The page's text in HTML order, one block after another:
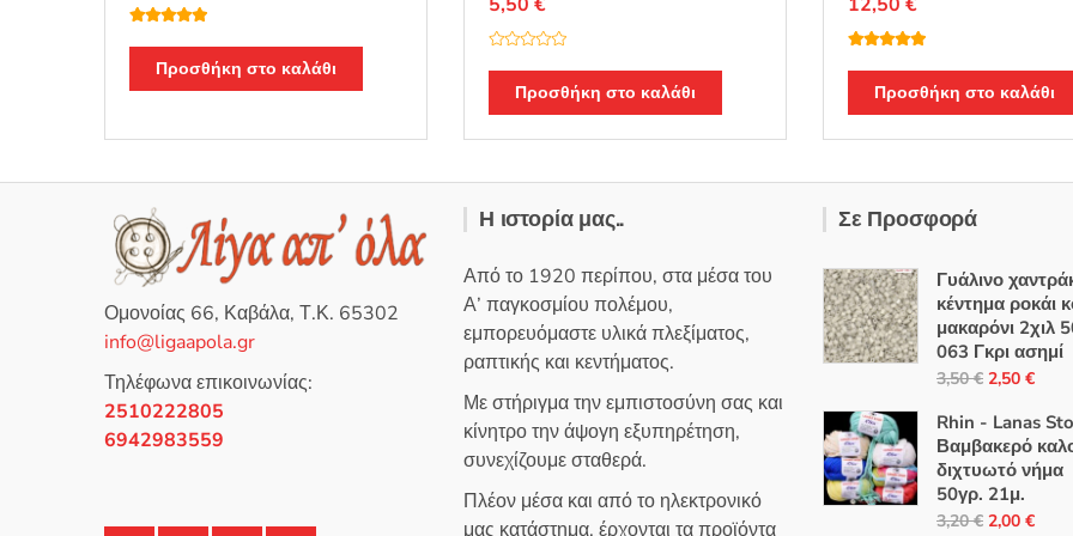
θηκε με5.00
από 5Προσθήκη στο καλάθι α
ο
ο
θ
κ
ε
0
α
π
ό
5
Προσθήκη στο καλάθι
θηκε με5.00
από 5Προσθήκη στο καλάθι
Ομονοίας 66, Καβάλα, Τ.Κ. 65302
info@ligaapola.gr
Τηλέφωνα επικοινωνίας:
2510222805
6942983559
Η ιστορία μας..
Από το 1920 περίπου, στα μέσα του
Α’ παγκοσμίου πολέμου,
εμπορευόμαστε υλικά πλεξίματος,
ραπτικής και κεντήματος.
Με στήριγμα την εμπιστοσύνη σας και
κίνητρο την άψογη εξυπηρέτηση,
συνεχίζουμε σταθερά.
Πλέον μέσα και από το ηλεκτρονικό
μας κατάστημα, έρχονται τα προϊόντα
Σε Προσφορά
Γυάλινο
κέντημα ροκάι
μακαρόνι 2χιλ
063 Γκρι ασημί
3,50€ Original
was:
3,50 €.
2,50 €Η
τιμή
είναι:
Rhin - Lanas
Βαμβακερό
διχτυωτό νήμα
50γρ. 21μ.
3,20€ Original
2,00 €Η